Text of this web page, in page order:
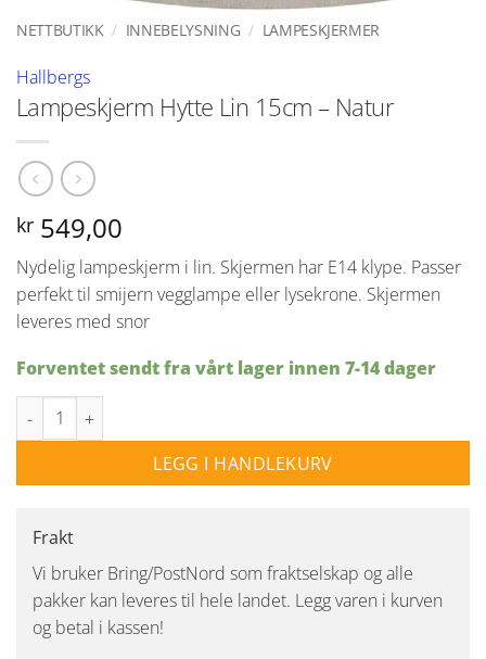
NETTBUTIKK / INNEBELYSNING / LAMPESKJERMER
Hallbergs
Lampeskjerm Hytte Lin 15cm – Natur
kr 549,00
Nydelig lampeskjerm i lin. Skjermen har E14 klype. Passer
perfekt til smijern vegglampe eller lysekrone. Skjermen
leveres med snor
Forventet sendt fra vårt lager innen 7-14 dager
Lampeskjerm Hytte Lin 15cm - Natur antall
LEGG I HANDLEKURV
Frakt
Vi bruker Bring/PostNord som fraktselskap og alle
pakker kan leveres til hele landet. Legg varen i kurven
og betal i kassen!